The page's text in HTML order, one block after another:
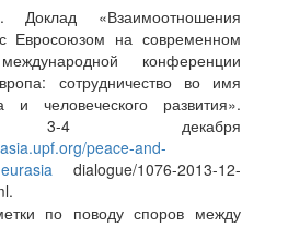
«Взаимоотношения
Евросоюзом на современном
конференции
сотрудничество во имя
и человеческого развития».
3-4 декабря
peace-and-
dialogue/1076-2013-12-
по поводу споров между